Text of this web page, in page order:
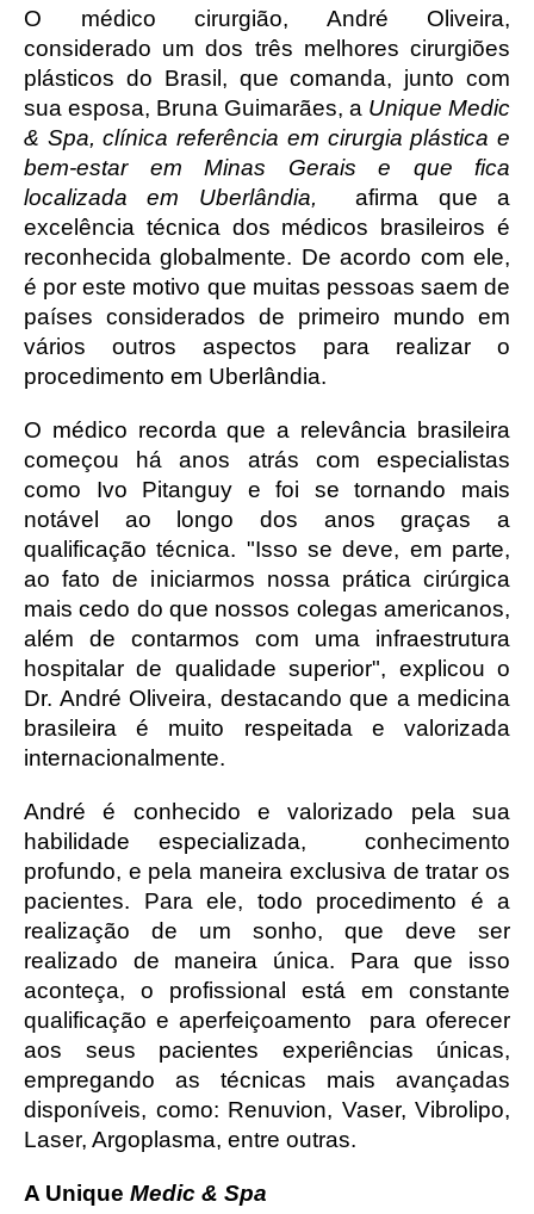
O médico cirurgião, André Oliveira,
considerado um dos três melhores cirurgiões
plásticos do Brasil, que comanda, junto com
sua esposa, Bruna Guimarães, a Unique Medic
& Spa, clínica referência em cirurgia plástica e
bem-estar em Minas Gerais e que fica
localizada em Uberlândia,
afirma que a
excelência técnica dos médicos brasileiros é
reconhecida globalmente. De acordo com ele,
é por este motivo que muitas pessoas saem de
países considerados de primeiro mundo em
vários outros aspectos para realizar o
procedimento em Uberlândia.
O médico recorda que a relevância brasileira
começou há anos atrás com especialistas
como Ivo Pitanguy e foi se tornando mais
notável ao longo dos anos graças a
qualificação técnica. "Isso se deve, em parte,
ao fato de iniciarmos nossa prática cirúrgica
mais cedo do que nossos colegas americanos,
além de contarmos com uma infraestrutura
hospitalar de qualidade superior", explicou o
Dr. André Oliveira, destacando que a medicina
brasileira é muito respeitada e valorizada
internacionalmente.
André é conhecido e valorizado pela sua
habilidade especializada,  conhecimento
profundo, e pela maneira exclusiva de tratar os
pacientes. Para ele, todo procedimento é a
realização de um sonho, que deve ser
realizado de maneira única. Para que isso
aconteça, o profissional está em constante
qualificação e aperfeiçoamento  para oferecer
aos seus pacientes experiências únicas,
empregando as técnicas mais avançadas
disponíveis, como: Renuvion, Vaser, Vibrolipo,
Laser, Argoplasma, entre outras.
A Unique Medic & Spa